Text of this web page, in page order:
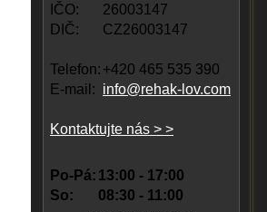
IČO:
26003147
DIČ:
CZ26003147
Telefon: +420 465 535 390
E-mail: info@rehak-lov.com
Kontaktujte nás > >
Po-Pá: 13:00 - 17:00
So:
08:30 - 11:00